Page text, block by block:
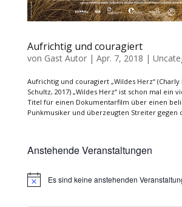
Aufrichtig und couragiert
von Gast Autor| Apr. 7, 2018 |
Aufrichtig und couragiert „Wildes Herz“ (Charly
Schultz, 2017) „Wildes Herz“ ist schon mal ein
Titel für einen Dokumentarfilm über einen
Punkmusiker und überzeugten Streiter gegen
Anstehende Veranstaltungen
HinweisEs sind keine anstehenden